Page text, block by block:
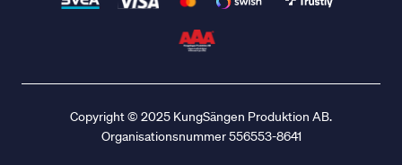
Copyright © 2025 KungSängen Produktion AB.
Organisationsnummer 556553-8641